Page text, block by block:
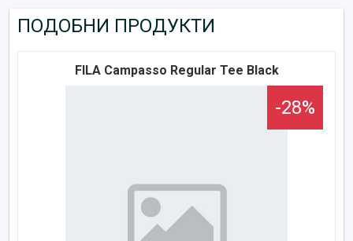
ПОДОБНИ ПРОДУКТИ
FILA Campasso Regular Tee Black
-28%